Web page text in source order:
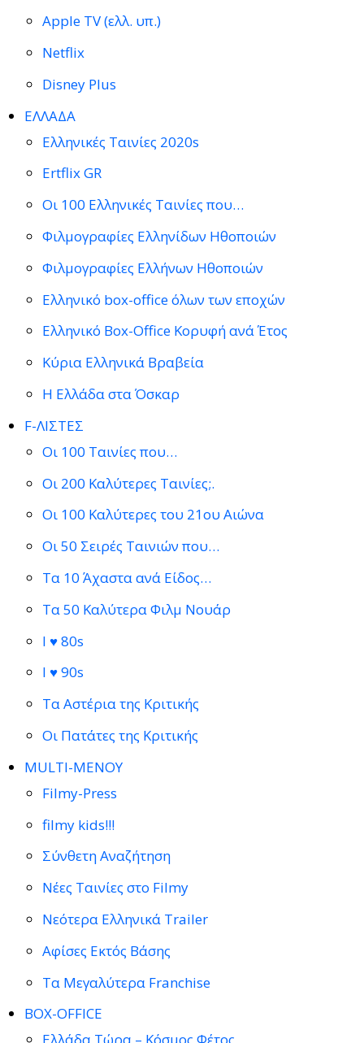
Apple TV (ελλ. υπ.)
Netflix
Disney Plus
ΕΛΛΑΔΑ
Ελληνικές Ταινίες 2020s
Ertflix GR
Οι 100 Ελληνικές Ταινίες που…
Φιλμογραφίες Ελληνίδων Ηθοποιών
Φιλμογραφίες Ελλήνων Ηθοποιών
Ελληνικό box-office όλων των εποχών
Ελληνικό Box-Office Κορυφή ανά Έτος
Κύρια Ελληνικά Βραβεία
Η Ελλάδα στα Όσκαρ
F-ΛΙΣΤΕΣ
Οι 100 Ταινίες που…
Οι 200 Καλύτερες Ταινίες;.
Οι 100 Καλύτερες του 21ου Αιώνα
Οι 50 Σειρές Ταινιών που…
Τα 10 Άχαστα ανά Είδος…
Τα 50 Καλύτερα Φιλμ Νουάρ
I ♥ 80s
I ♥ 90s
Τα Αστέρια της Κριτικής
Οι Πατάτες της Κριτικής
MULTI-ΜΕΝΟΥ
Filmy-Press
filmy kids!!!
Σύνθετη Αναζήτηση
Νέες Ταινίες στο Filmy
Νεότερα Ελληνικά Trailer
Αφίσες Εκτός Βάσης
Τα Μεγαλύτερα Franchise
BOX-OFFICE